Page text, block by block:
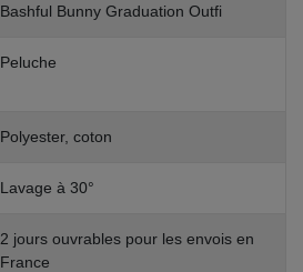
Bashful Bunny Graduation Outfi
Peluche
Polyester, coton
Lavage à 30°
2 jours ouvrables pour les envois en
France